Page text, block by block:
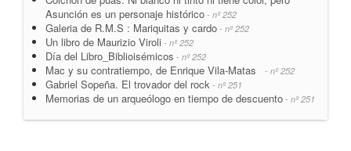
Asunción es un personaje histórico - nº 252
Galeria de R.M.S : Mariquitas y cardo - nº 252
Un libro de Maurizio Viroli - nº 252
Día del Libro_Biblioisémicos - nº 252
Mac y su contratiempo, de Enrique Vila-Matas - nº 252
Gabriel Sopeña. El trovador del rock - nº 251
Memorias de un arqueólogo en tiempo de descuento - nº 251